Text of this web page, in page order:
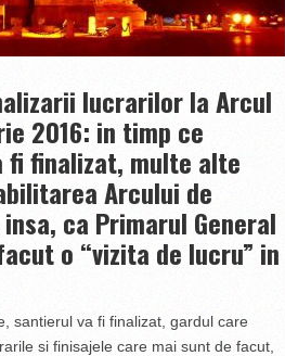
lucrarilor la Arcul
2016: in timp ce
fi finalizat, multe alte
Arcului de
ca Primarul General
o “vizita de lucru” in
santierul va fi finalizat, gardul care
si finisajele care mai sunt de facut,